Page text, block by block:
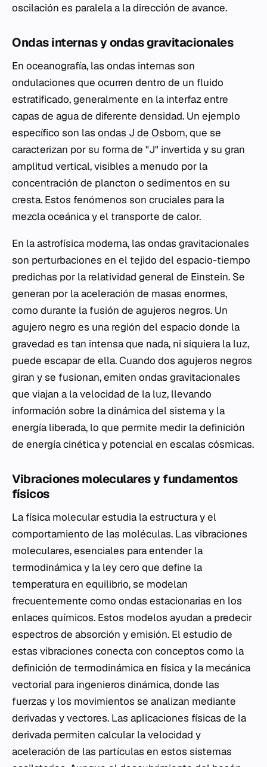
oscilación es paralela a la dirección de avance.
Ondas internas y ondas gravitacionales
En oceanografía, las ondas internas son
ondulaciones que ocurren dentro de un fluido
estratificado, generalmente en la interfaz entre
capas de agua de diferente densidad. Un ejemplo
específico son las ondas J de Osborn, que se
caracterizan por su forma de "J" invertida y su gran
amplitud vertical, visibles a menudo por la
concentración de plancton o sedimentos en su
cresta. Estos fenómenos son cruciales para la
mezcla oceánica y el transporte de calor.
En la astrofísica moderna, las ondas gravitacionales
son perturbaciones en el tejido del espacio-tiempo
predichas por la relatividad general de Einstein. Se
generan por la aceleración de masas enormes,
como durante la fusión de agujeros negros. Un
agujero negro es una región del espacio donde la
gravedad es tan intensa que nada, ni siquiera la luz,
puede escapar de ella. Cuando dos agujeros negros
giran y se fusionan, emiten ondas gravitacionales
que viajan a la velocidad de la luz, llevando
información sobre la dinámica del sistema y la
energía liberada, lo que permite medir la definición
de energía cinética y potencial en escalas cósmicas.
Vibraciones moleculares y fundamentos
físicos
La física molecular estudia la estructura y el
comportamiento de las moléculas. Las vibraciones
moleculares, esenciales para entender la
termodinámica y la ley cero que define la
temperatura en equilibrio, se modelan
frecuentemente como ondas estacionarias en los
enlaces químicos. Estos modelos ayudan a predecir
espectros de absorción y emisión. El estudio de
estas vibraciones conecta con conceptos como la
definición de termodinámica en física y la mecánica
vectorial para ingenieros dinámica, donde las
fuerzas y los movimientos se analizan mediante
derivadas y vectores. Las aplicaciones físicas de la
derivada permiten calcular la velocidad y
aceleración de las partículas en estos sistemas